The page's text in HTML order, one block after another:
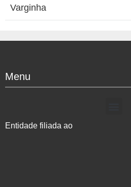
Varginha
Menu
Entidade filiada ao